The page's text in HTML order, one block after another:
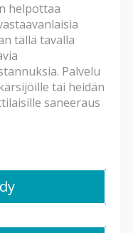
helpottaa
tällä tavalla
Palvelu
tai heidän
saneeraus